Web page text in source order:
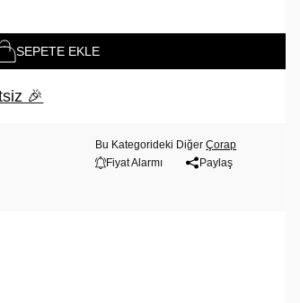
SEPETE EKLE
🎉
Bu Kategorideki DiğerÇorap
Fiyat Alarmı
Paylaş